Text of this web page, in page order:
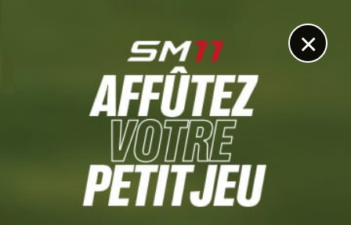
×
1 CONSEILLER DE VENTE – H/F – CDI – TEMPS COMPLET –
GOLF LAND (91100)
GOLF LAND, acteur majeur dans la vente de matériel de
Golf, recrute dans le cadre de son développement un(e)
conseiller(e) de vente en CDI. MISSION : Doté d’un excellent
relationnel, orienté satisfaction client et ayant le goût du
commerce, vous êtes reconnu(e) pour votre dynamisme,
votre sens des responsabilités, votre rigueur et votre